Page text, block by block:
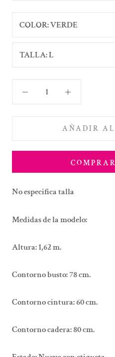
COLOR:VERDE
TALLA:L
AÑADIR
No especifica talla
Medidas de la modelo:
Altura: 1,62 m.
Contorno busto: 78 cm.
Contorno cintura: 60 cm.
Contorno cadera: 80 cm.